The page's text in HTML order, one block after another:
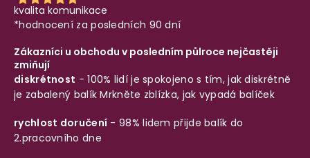
kvalita komunikace
*hodnocení za posledních 90 dní
Zákazníci u obchodu v posledním půlroce nejčastěji
zmiňují
diskrétnost - 100% lidí je spokojeno s tím, jak diskrétně
je zabalený balíkMrkněte zblízka, jak vypadá balíček
rychlost doručení - 98% lidem přijde balík do
2.pracovního dne